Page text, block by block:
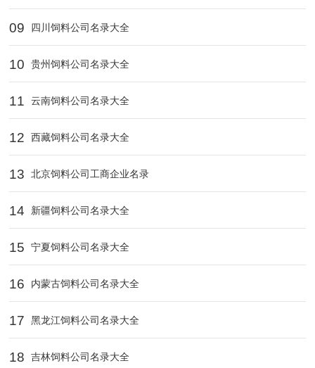
09 四川饲料公司名录大全
10 贵州饲料公司名录大全
11 云南饲料公司名录大全
12 西藏饲料公司名录大全
13 北京饲料公司工商企业名录
14 新疆饲料公司名录大全
15 宁夏饲料公司名录大全
16 内蒙古饲料公司名录大全
17 黑龙江饲料公司名录大全
18 吉林饲料公司名录大全